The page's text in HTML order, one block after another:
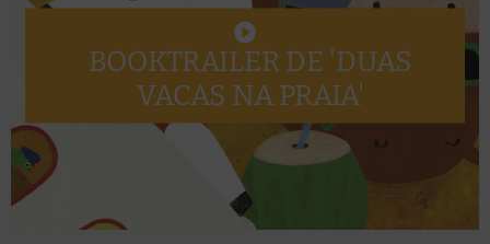
REPRODUZIR
O
VÍDEO
BOOKTRAILER DE 'DUAS
VACAS NA PRAIA'